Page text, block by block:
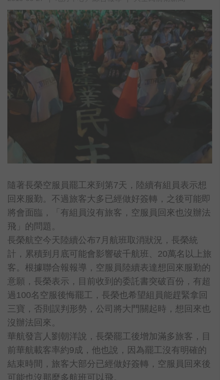
隨著長榮空服員罷工來到第7天，陸續有組員表示想
回來服勤。不過旅客大多已經做好簽轉，之後可能即
將會面臨，「有組員沒有旅客，空服員回來也沒辦法
飛」的問題。
長榮航空今天陸續公布7月航班取消狀況，長榮統
計，累積到月底可能會影響破千航班、20萬名以上旅
客。根據聯合報報導，空服員陸續表達想回來服勤的
意願，長榮表示，目前收到的委託書突破百份，有超
過100名空服後悔罷工，長榮也希望組員能趕緊拿回
三寶，否則誤判形勢，公司將大門關起時，想回來也
沒辦法回來。
華航發言人劉朝洋說，長榮罷工後增加滿多旅客，目
前華航載客率約9成，他也說，因為罷工沒有明確的
結束時間，旅客大部分已經做好簽轉，空服員回來後
可能也沒那麼多航班可以飛。